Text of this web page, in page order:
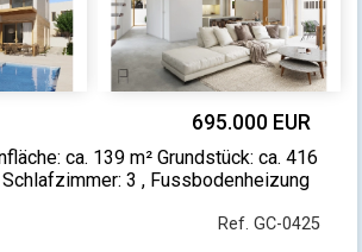
695.000 EUR
ca. 139 m² Grundstück: ca. 416
3 , Fussbodenheizung
Ref. GC-0425